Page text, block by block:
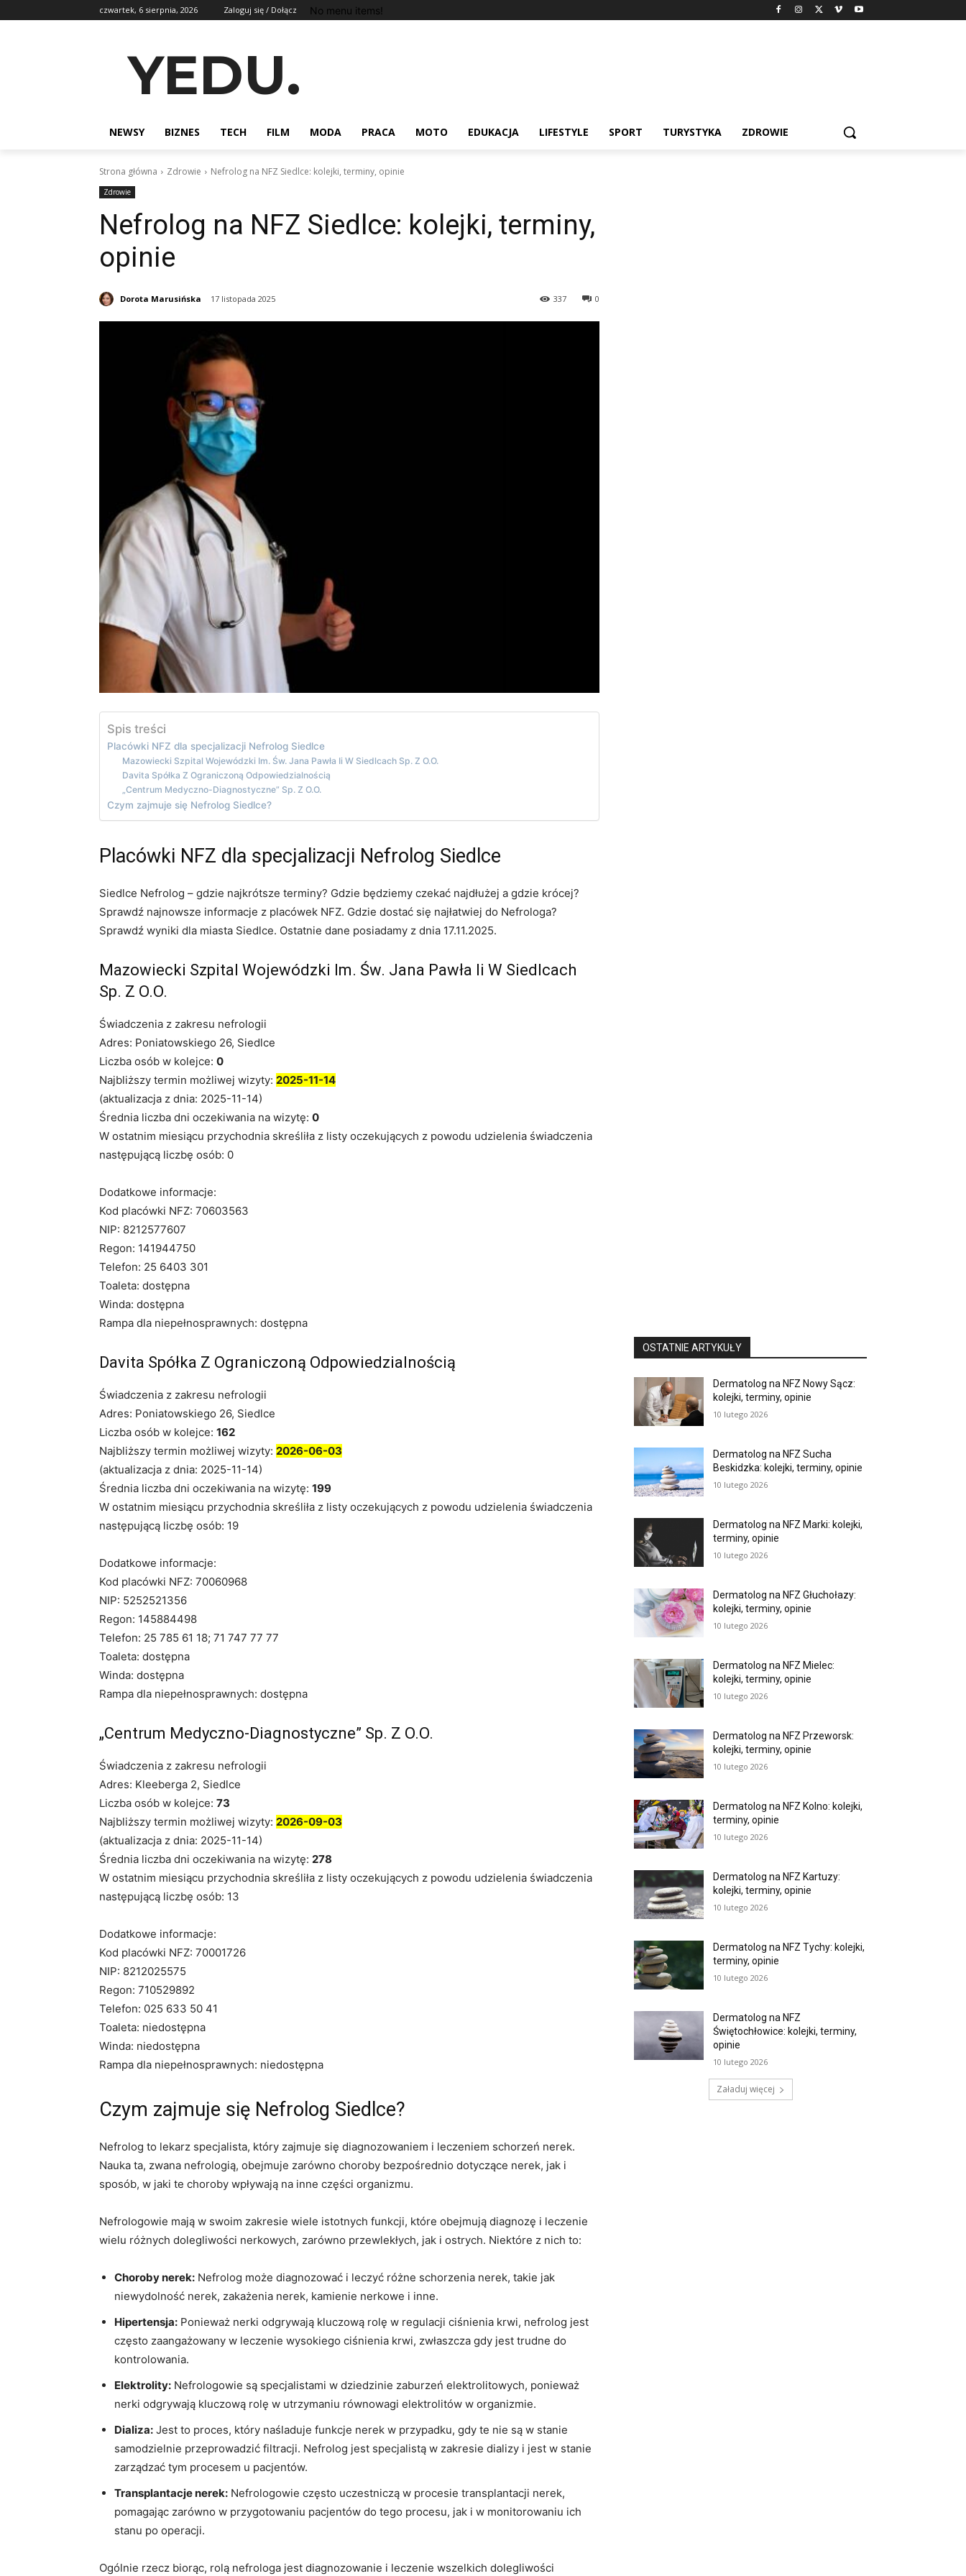
czwartek, 6 sierpnia, 2026 Zaloguj się / Dołącz No menu items!
YEDU.
NEWSY BIZNES TECH FILM MODA PRACA MOTO EDUKACJA LIFESTYLE SPORT TURYSTYKA ZDROWIE
Strona główna Zdrowie Nefrolog na NFZ Siedlce: kolejki, terminy, opinie
Zdrowie
Nefrolog na NFZ Siedlce: kolejki, terminy,
opinie
Dorota Marusińska 17 listopada 2025 0
337
Spis treści
Placówki NFZ dla specjalizacji Nefrolog Siedlce
Mazowiecki Szpital Wojewódzki Im. Św. Jana Pawła Ii W Siedlcach Sp. Z O.O.
Davita Spółka Z Ograniczoną Odpowiedzialnością
„Centrum Medyczno-Diagnostyczne” Sp. Z O.O.
Czym zajmuje się Nefrolog Siedlce?
Placówki NFZ dla specjalizacji Nefrolog Siedlce
Siedlce Nefrolog – gdzie najkrótsze terminy? Gdzie będziemy czekać najdłużej a gdzie krócej?
Sprawdź najnowsze informacje z placówek NFZ. Gdzie dostać się najłatwiej do Nefrologa?
Sprawdź wyniki dla miasta Siedlce. Ostatnie dane posiadamy z dnia 17.11.2025.
Mazowiecki Szpital Wojewódzki Im. Św. Jana Pawła Ii W Siedlcach
Sp. Z O.O.
Świadczenia z zakresu nefrologii
Adres: Poniatowskiego 26, Siedlce
Liczba osób w kolejce: 0
Najbliższy termin możliwej wizyty: 2025-11-14
(aktualizacja z dnia: 2025-11-14)
Średnia liczba dni oczekiwania na wizytę: 0
W ostatnim miesiącu przychodnia skreśliła z listy oczekujących z powodu udzielenia świadczenia
następującą liczbę osób: 0
Dodatkowe informacje:
Kod placówki NFZ: 70603563
NIP: 8212577607
Regon: 141944750
Telefon: 25 6403 301
Toaleta: dostępna
Winda: dostępna
Rampa dla niepełnosprawnych: dostępna
Davita Spółka Z Ograniczoną Odpowiedzialnością
Świadczenia z zakresu nefrologii
Adres: Poniatowskiego 26, Siedlce
Liczba osób w kolejce: 162
Najbliższy termin możliwej wizyty: 2026-06-03
(aktualizacja z dnia: 2025-11-14)
Średnia liczba dni oczekiwania na wizytę: 199
W ostatnim miesiącu przychodnia skreśliła z listy oczekujących z powodu udzielenia świadczenia
następującą liczbę osób: 19
Dodatkowe informacje:
Kod placówki NFZ: 70060968
NIP: 5252521356
Regon: 145884498
Telefon: 25 785 61 18; 71 747 77 77
Toaleta: dostępna
Winda: dostępna
Rampa dla niepełnosprawnych: dostępna
„Centrum Medyczno-Diagnostyczne” Sp. Z O.O.
Świadczenia z zakresu nefrologii
Adres: Kleeberga 2, Siedlce
Liczba osób w kolejce: 73
Najbliższy termin możliwej wizyty: 2026-09-03
(aktualizacja z dnia: 2025-11-14)
Średnia liczba dni oczekiwania na wizytę: 278
W ostatnim miesiącu przychodnia skreśliła z listy oczekujących z powodu udzielenia świadczenia
następującą liczbę osób: 13
Dodatkowe informacje:
Kod placówki NFZ: 70001726
NIP: 8212025575
Regon: 710529892
Telefon: 025 633 50 41
Toaleta: niedostępna
Winda: niedostępna
Rampa dla niepełnosprawnych: niedostępna
Czym zajmuje się Nefrolog Siedlce?
Nefrolog to lekarz specjalista, który zajmuje się diagnozowaniem i leczeniem schorzeń nerek.
Nauka ta, zwana nefrologią, obejmuje zarówno choroby bezpośrednio dotyczące nerek, jak i
sposób, w jaki te choroby wpływają na inne części organizmu.
Nefrologowie mają w swoim zakresie wiele istotnych funkcji, które obejmują diagnozę i leczenie
wielu różnych dolegliwości nerkowych, zarówno przewlekłych, jak i ostrych. Niektóre z nich to:
Choroby nerek: Nefrolog może diagnozować i leczyć różne schorzenia nerek, takie jak
niewydolność nerek, zakażenia nerek, kamienie nerkowe i inne.
Hipertensja: Ponieważ nerki odgrywają kluczową rolę w regulacji ciśnienia krwi, nefrolog jest
często zaangażowany w leczenie wysokiego ciśnienia krwi, zwłaszcza gdy jest trudne do
kontrolowania.
Elektrolity: Nefrologowie są specjalistami w dziedzinie zaburzeń elektrolitowych, ponieważ
nerki odgrywają kluczową rolę w utrzymaniu równowagi elektrolitów w organizmie.
Dializa: Jest to proces, który naśladuje funkcje nerek w przypadku, gdy te nie są w stanie
samodzielnie przeprowadzić filtracji. Nefrolog jest specjalistą w zakresie dializy i jest w stanie
zarządzać tym procesem u pacjentów.
Transplantacje nerek: Nefrologowie często uczestniczą w procesie transplantacji nerek,
pomagając zarówno w przygotowaniu pacjentów do tego procesu, jak i w monitorowaniu ich
stanu po operacji.
Ogólnie rzecz biorąc, rolą nefrologa jest diagnozowanie i leczenie wszelkich dolegliwości
OSTATNIE ARTYKUŁY
Dermatolog na NFZ Nowy Sącz:
kolejki, terminy, opinie
10 lutego 2026
Dermatolog na NFZ Sucha
Beskidzka: kolejki, terminy, opinie
10 lutego 2026
Dermatolog na NFZ Marki: kolejki,
terminy, opinie
10 lutego 2026
Dermatolog na NFZ Głuchołazy:
kolejki, terminy, opinie
10 lutego 2026
Dermatolog na NFZ Mielec:
kolejki, terminy, opinie
10 lutego 2026
Dermatolog na NFZ Przeworsk:
kolejki, terminy, opinie
10 lutego 2026
Dermatolog na NFZ Kolno: kolejki,
terminy, opinie
10 lutego 2026
Dermatolog na NFZ Kartuzy:
kolejki, terminy, opinie
10 lutego 2026
Dermatolog na NFZ Tychy: kolejki,
terminy, opinie
10 lutego 2026
Dermatolog na NFZ
Świętochłowice: kolejki, terminy,
opinie
10 lutego 2026
Załaduj więcej